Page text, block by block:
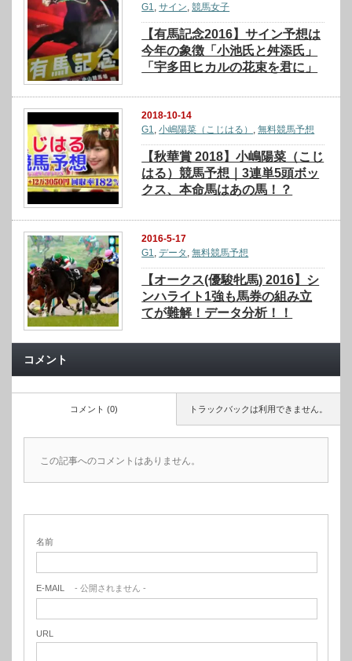
G1,サイン,競馬女子
【有馬記念2016】サイン予想は
今年の象徴「小池氏と舛添氏」
「宇多田ヒカルの花束を君に」
2018-10-14
G1,小嶋陽菜（こじはる） ,無料競馬予想
【秋華賞 2018】小嶋陽菜（こじ
はる）競馬予想｜3連単5頭ボッ
クス、本命馬はあの馬！？
2016-5-17
G1,データ ,無料競馬予想
【オークス(優駿牝馬) 2016】シ
ンハライト1強も馬券の組み立
てが難解！データ分析！！
コメント
トラックバックは利用できません。
コメント (0)
この記事へのコメントはありません。
名前
E-MAIL - 公開されません -
URL